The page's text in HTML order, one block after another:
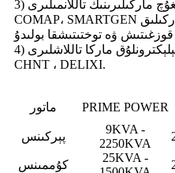
3) كونتروللىغۇچ ماركىلىرىنىڭ تاللانمىلىرى: DEEPSEA،
COMAP، SMARTGEN ماركىلىق AMF كونتروللىغۇچ مودۇلى
4) ئېلېكترونلۇق ماركا تاللاشلىرى: ABB ، Schneider ، VARTA ،
CHNT ، DELIXI.
ماتور PRIME POWER
پېركىنس
9KVA -
2250KVA
كۇممىنس
25KVA -